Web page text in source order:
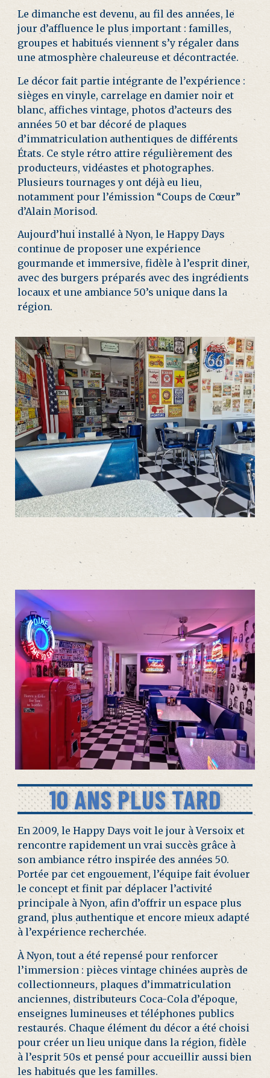
Le dimanche est devenu, au fil des années, le
jour d’affluence le plus important : familles,
groupes et habitués viennent s’y régaler dans
une atmosphère chaleureuse et décontractée.
Le décor fait partie intégrante de l’expérience :
sièges en vinyle, carrelage en damier noir et
blanc, affiches vintage, photos d’acteurs des
années 50 et bar décoré de plaques
d’immatriculation authentiques de différents
États. Ce style rétro attire régulièrement des
producteurs, vidéastes et photographes.
Plusieurs tournages y ont déjà eu lieu,
notamment pour l’émission “Coups de Cœur”
d’Alain Morisod.
Aujourd’hui installé à Nyon, le Happy Days
continue de proposer une expérience
gourmande et immersive, fidèle à l’esprit diner,
avec des burgers préparés avec des ingrédients
locaux et une ambiance 50’s unique dans la
région.
10 ANS PLUS TARD
En 2009, le Happy Days voit le jour à Versoix et
rencontre rapidement un vrai succès grâce à
son ambiance rétro inspirée des années 50.
Portée par cet engouement, l’équipe fait évoluer
le concept et finit par déplacer l’activité
principale à Nyon, afin d’offrir un espace plus
grand, plus authentique et encore mieux adapté
à l’expérience recherchée.
À Nyon, tout a été repensé pour renforcer
l’immersion : pièces vintage chinées auprès de
collectionneurs, plaques d’immatriculation
anciennes, distributeurs Coca-Cola d’époque,
enseignes lumineuses et téléphones publics
restaurés. Chaque élément du décor a été choisi
pour créer un lieu unique dans la région, fidèle
à l’esprit 50s et pensé pour accueillir aussi bien
les habitués que les familles.